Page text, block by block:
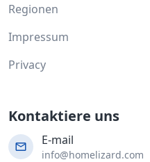
Regionen
Impressum
Privacy
Kontaktiere uns
E-mail
info@homelizard.com